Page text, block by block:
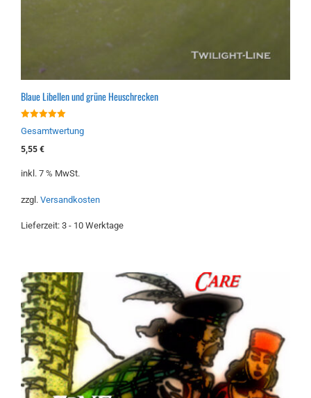
Blaue Libellen und grüne Heuschrecken
von 5
Gesamtwertung
5,55 €
inkl. 7 % MwSt.
zzgl. Versandkosten
Lieferzeit: 3 - 10 Werktage